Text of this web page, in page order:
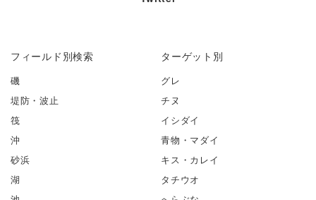
フィールド別検索
磯
堤防・波止
筏
沖
砂浜
湖
ターゲット別
グレ
チヌ
イシダイ
青物・マダイ
キス・カレイ
タチウオ